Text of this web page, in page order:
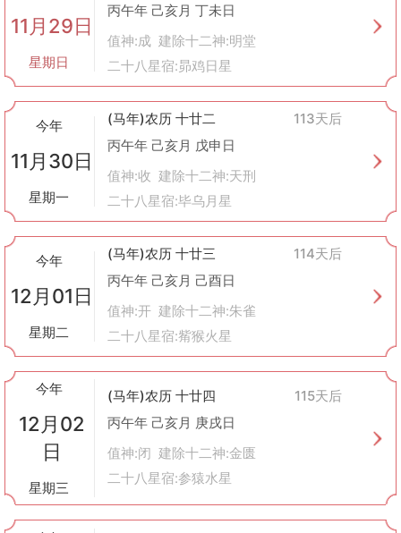
11月29日
星期日
丙午年 己亥月 丁未日
值神:成 建除十二神:明堂
二十八星宿:昴鸡日星
今年
11月30日
星期一
(马年)农历 十廿二
113天后
丙午年 己亥月 戊申日
值神:收 建除十二神:天刑
二十八星宿:毕乌月星
今年
12月01日
星期二
(马年)农历 十廿三
114天后
丙午年 己亥月 己酉日
值神:开 建除十二神:朱雀
二十八星宿:觜猴火星
今年
12月02
日
星期三
(马年)农历 十廿四
115天后
丙午年 己亥月 庚戌日
值神:闭 建除十二神:金匮
二十八星宿:参猿水星